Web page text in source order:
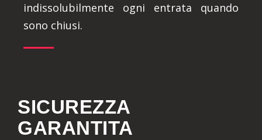
indissolubilmente ogni entrata quando
sono chiusi.
SICUREZZA
GARANTITA